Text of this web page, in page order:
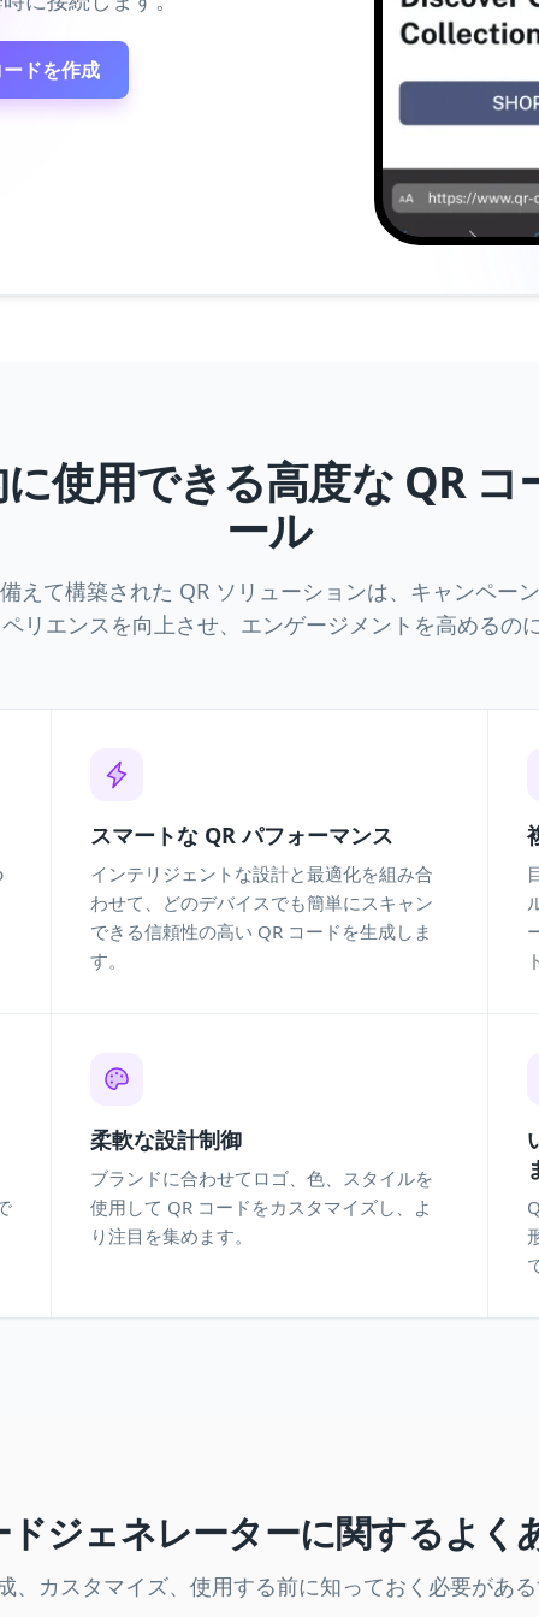
ドを作成
使用できる高度な QR コ
ール
えて構築された QR ソリューションは、キャンペー
リエンスを向上させ、エンゲージメントを高めるの
スマートな QR パフォーマンス
インテリジェントな設計と最適化を組み合
わせて、どのデバイスでも簡単にスキャン
できる信頼性の高い QR コードを生成しま
す。
柔軟な設計制御
ブランドに合わせてロゴ、色、スタイルを
使用して QR コードをカスタマイズし、よ
り注目を集めます。
ドジェネレーターに関するよく
、カスタマイズ、使用する前に知っておく必要があ